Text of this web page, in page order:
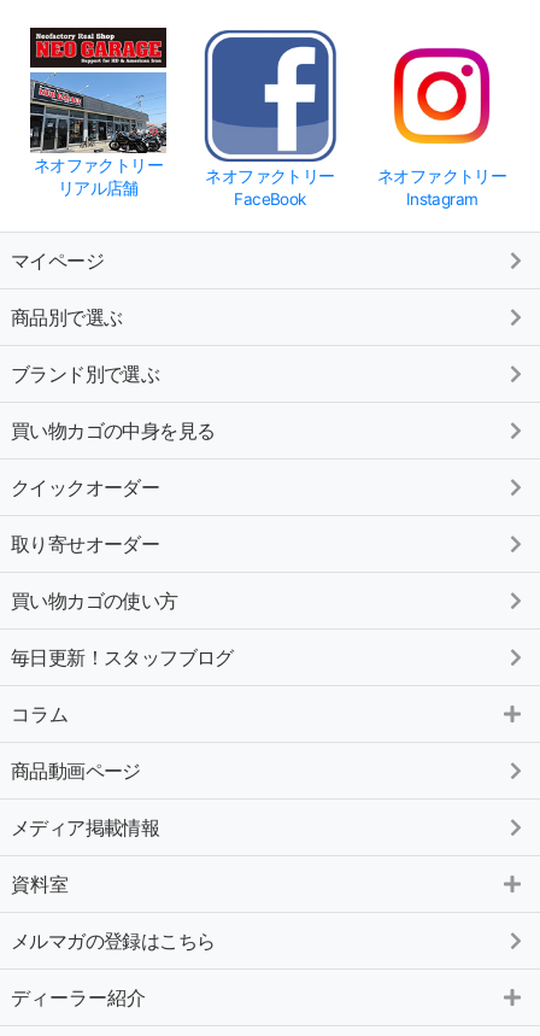
ネオファクトリー
リアル店舗
ネオファクトリー
FaceBook
ネオファクトリー
Instagram
マイページ
商品別で選ぶ
ブランド別で選ぶ
買い物カゴの中身を見る
クイックオーダー
取り寄せオーダー
買い物カゴの使い方
毎日更新！スタッフブログ
コラム
商品動画ページ
メディア掲載情報
資料室
メルマガの登録はこちら
ディーラー紹介